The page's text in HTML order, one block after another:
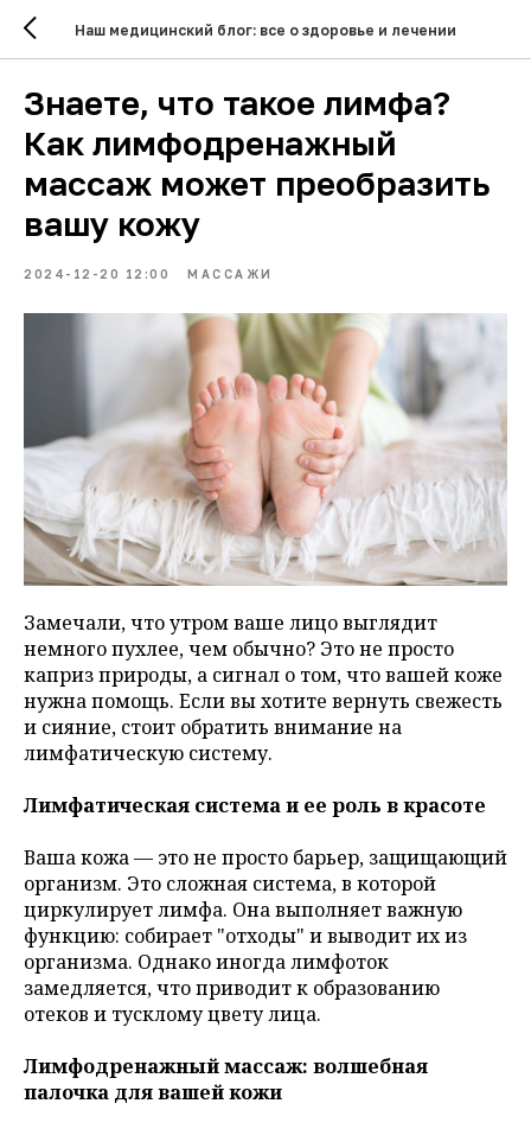
Наш медицинский блог: все о здоровье и лечении
Знаете, что такое лимфа?
Как лимфодренажный
массаж может преобразить
вашу кожу
2024-12-20 12:00 МАССАЖИ
Замечали, что утром ваше лицо выглядит
немного пухлее, чем обычно? Это не просто
каприз природы, а сигнал о том, что вашей коже
нужна помощь. Если вы хотите вернуть свежесть
и сияние, стоит обратить внимание на
лимфатическую систему.
Лимфатическая система и ее роль в красоте
Ваша кожа — это не просто барьер, защищающий
организм. Это сложная система, в которой
циркулирует лимфа. Она выполняет важную
функцию: собирает "отходы" и выводит их из
организма. Однако иногда лимфоток
замедляется, что приводит к образованию
отеков и тусклому цвету лица.
Лимфодренажный массаж: волшебная
палочка для вашей кожи